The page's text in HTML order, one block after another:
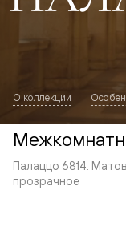
О коллекции
Палаццо 6814.
прозрачное